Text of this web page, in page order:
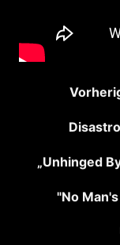
„Unhinged
"No